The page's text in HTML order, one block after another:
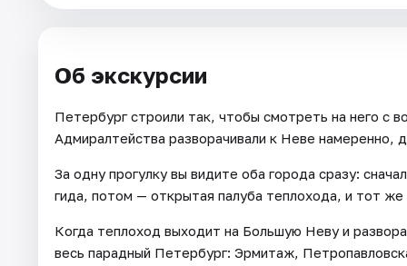
Об экскурсии
Петербург строили так, чтобы смотреть на него с
Адмиралтейства разворачивали к Неве намеренно,
За одну прогулку вы видите оба города сразу:
гида, потом — открытая палуба теплохода, и тот
Когда теплоход выходит на Большую Неву и
весь парадный Петербург: Эрмитаж,